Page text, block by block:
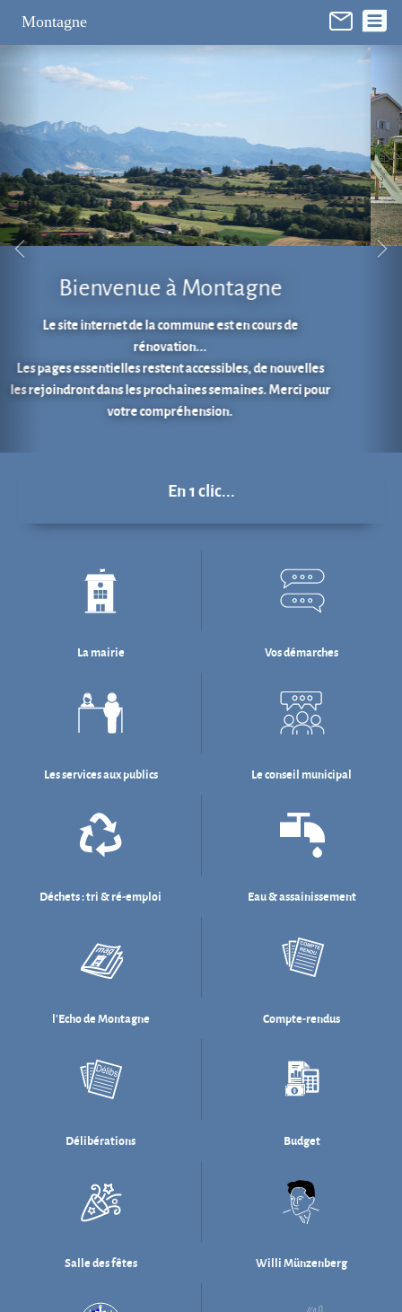
Montagne
Aire de jeux au cœur du village.
En 1 clic...
La mairie Vos démarches
Les services aux publics Le conseil municipal
Déchets : tri & ré-emploi Eau & assainissement
l'Echo de Montagne Compte-rendus
Délibérations Budget
Salle des fêtes Willi Münzenberg
Association Patriotique Photos anciennes